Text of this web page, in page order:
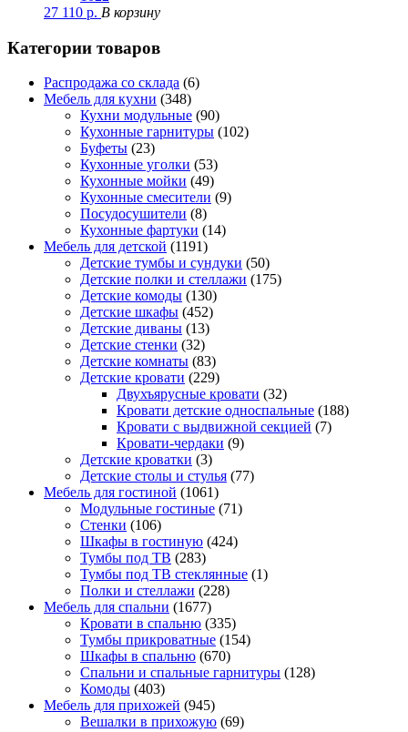
27 110 р. В корзину
Категории товаров
Распродажа со склада (6)
Мебель для кухни (348)
Кухни модульные (90)
Кухонные гарнитуры (102)
Буфеты (23)
Кухонные уголки (53)
Кухонные мойки (49)
Кухонные смесители (9)
Посудосушители (8)
Кухонные фартуки (14)
Мебель для детской (1191)
Детские тумбы и сундуки (50)
Детские полки и стеллажи (175)
Детские комоды (130)
Детские шкафы (452)
Детские диваны (13)
Детские стенки (32)
Детские комнаты (83)
Детские кровати (229)
Двухъярусные кровати (32)
Кровати детские односпальные (188)
Кровати с выдвижной секцией (7)
Кровати-чердаки (9)
Детские кроватки (3)
Детские столы и стулья (77)
Мебель для гостиной (1061)
Модульные гостиные (71)
Стенки (106)
Шкафы в гостиную (424)
Тумбы под ТВ (283)
Тумбы под ТВ стеклянные (1)
Полки и стеллажи (228)
Мебель для спальни (1677)
Кровати в спальню (335)
Тумбы прикроватные (154)
Шкафы в спальню (670)
Спальни и спальные гарнитуры (128)
Комоды (403)
Мебель для прихожей (945)
Вешалки в прихожую (69)